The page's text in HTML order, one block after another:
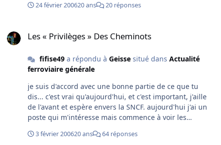
été "dragués" étaient ils tous juifs???
24 février 200620 ans 20 réponses
Les « Privilèges » Des Cheminots
fifise49a répondu à Geissesitué dans Actualité
ferroviaire générale
je suis d'accord avec une bonne partie de ce que tu
dis... c'est vrai qu'aujourd'hui, et c'est important, j'aille
de l'avant et espère envers la SNCF. aujourd'hui j'ai un
poste qui m'intéresse mais commence à voir les
compresseur" au recrutement, on ne m'a pas menti en
3 février 200620 ans 64 réponses